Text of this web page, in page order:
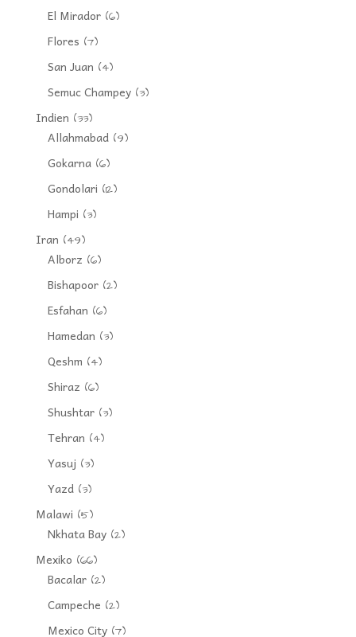
El Mirador(6)
Flores (7)
San Juan (4)
Semuc Champey(3)
Indien (33)
Allahmabad(9)
Gokarna(6)
Gondolari (12)
Hampi (3)
Iran (49)
Alborz (6)
Bishapoor(2)
Esfahan (6)
Hamedan (3)
Qeshm (4)
Shiraz (6)
Shushtar(3)
Tehran (4)
Yasuj (3)
Yazd(3)
Malawi (5)
Nkhata Bay(2)
Mexiko (66)
Bacalar(2)
Campeche (2)
Mexico City(7)